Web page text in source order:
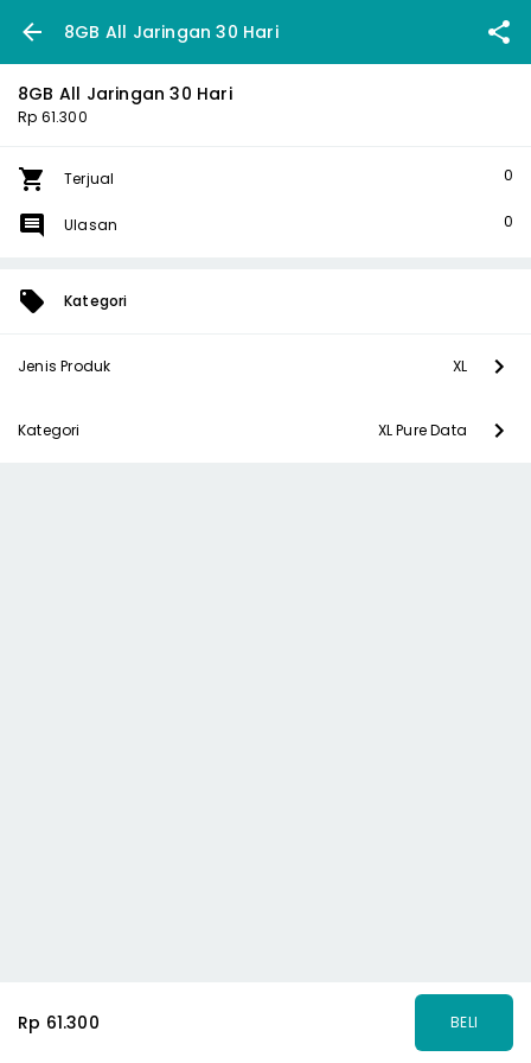
8GB All Jaringan 30 Hari
8GB All Jaringan 30 Hari
Rp 61.300
Terjual 0
Ulasan 0
Kategori
Jenis Produk XL
Kategori XL Pure Data
Rp 61.300 BELI